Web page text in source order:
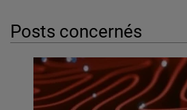
Posts concernés